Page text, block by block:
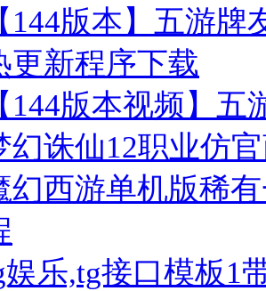
144版本】五游
更新程序下载
144版本视频】
幻诛仙12职业仿
幻西游单机版稀
娱乐,tg接口模板1